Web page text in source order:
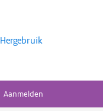
Hergebruik
Aanmelden